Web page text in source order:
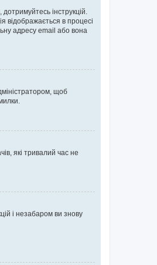
інструкцій.
відображається в процесі
адресу email або вона
щоб
які тривалий час не
і незабаром ви знову